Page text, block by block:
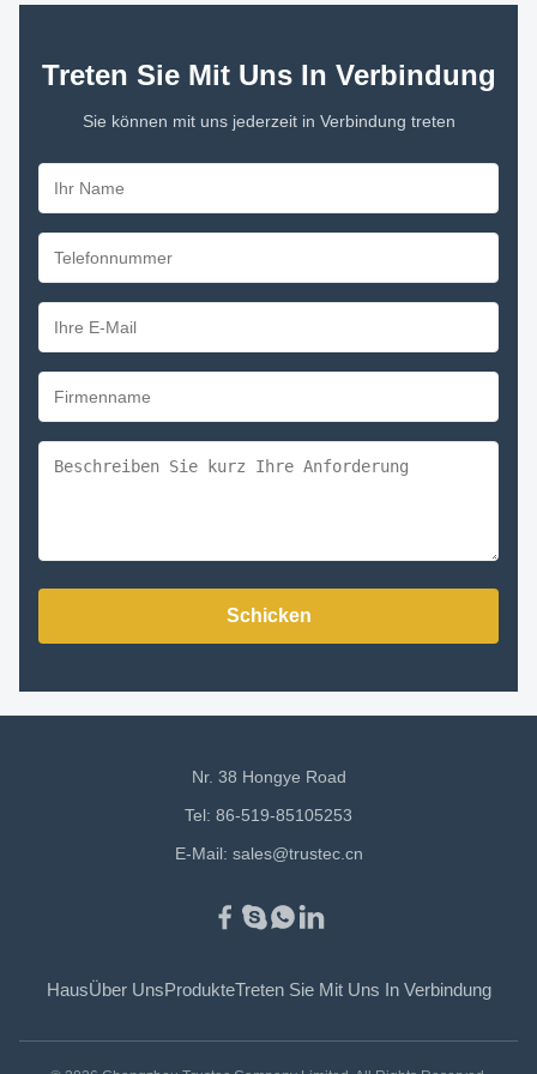
Treten Sie Mit Uns In Verbindung
Sie können mit uns jederzeit in Verbindung treten
Schicken
Nr. 38 Hongye Road
Tel: 86-519-85105253
E-Mail: sales@trustec.cn
HausÜber UnsProdukteTreten Sie Mit Uns In Verbindung